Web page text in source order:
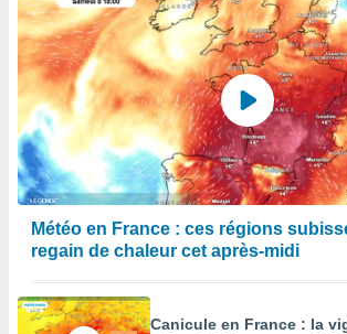
Météo en France : ces régions
regain de chaleur cet après-midi
Canicule en France : la